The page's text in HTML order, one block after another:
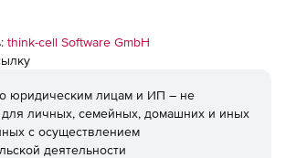
think-cell Software GmbH
юридическим лицам и ИП – не
для личных, семейных, домашних и иных
с осуществлением
деятельности